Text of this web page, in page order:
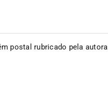
postal rubricado pela autora